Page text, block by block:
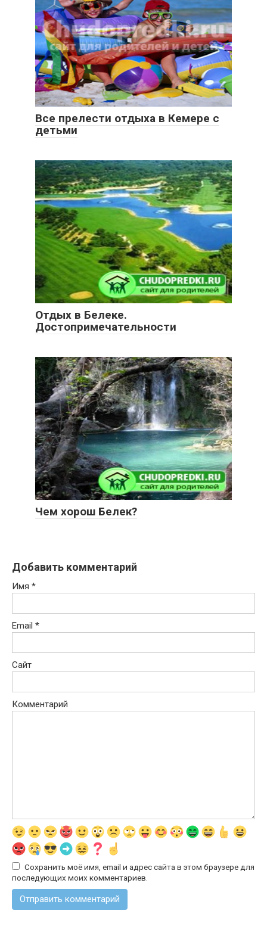
Все прелести отдыха в Кемере с
детьми
Отдых в Белеке.
Достопримечательности
Чем хорош Белек?
Добавить комментарий
Имя *
Email *
Сайт
Комментарий
Сохранить моё имя, email и адрес сайта в этом браузере для
последующих моих комментариев.